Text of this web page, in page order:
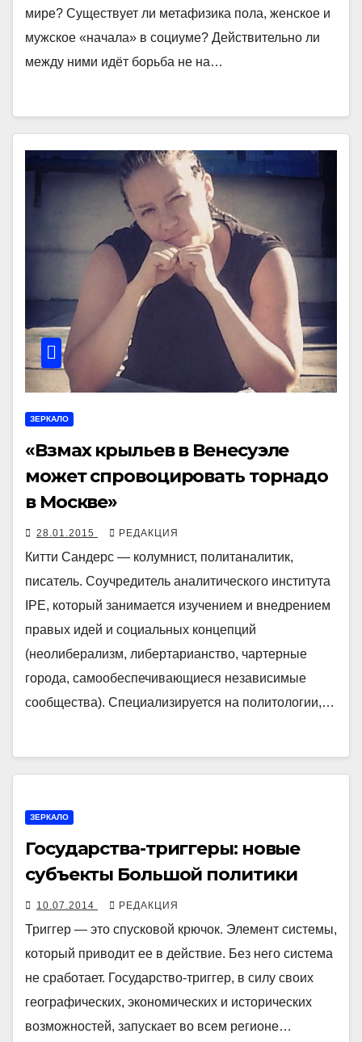
мире? Существует ли метафизика пола, женское и
мужское «начала» в социуме? Действительно ли
между ними идёт борьба не на…
ЗЕРКАЛО
«Взмах крыльев в Венесуэле
может спровоцировать торнадо
в Москве»
28.01.2015 РЕДАКЦИЯ
Китти Сандерс — колумнист, политаналитик,
писатель. Соучредитель аналитического института
IPE, который занимается изучением и внедрением
правых идей и социальных концепций
(неолиберализм, либертарианство, чартерные
города, самообеспечивающиеся независимые
сообщества). Специализируется на политологии,…
ЗЕРКАЛО
Государства-триггеры: новые
субъекты Большой политики
10.07.2014 РЕДАКЦИЯ
Триггер — это спусковой крючок. Элемент системы,
который приводит ее в действие. Без него система
не сработает. Государство-триггер, в силу своих
географических, экономических и исторических
возможностей, запускает во всем регионе…